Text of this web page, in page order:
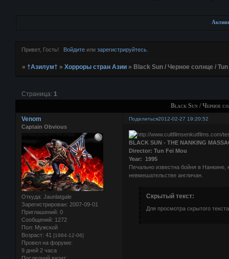
Привет, Гость! Войдитеили зарегистрируйтесь.
»†Азилум† »Хорроры стран Азии » Black Sun / Черное солнце /
Black Sun / Черное
Страница: 1
Поделиться2012-02-27 19:20:52
Venom
Captain Obvious
Откуда: Jaunlatgale
Зарегистрирован: 2007-09-01
Приглашений: 0
Сообщений: 1272
Пол: Мужской
Возраст: 41 [1984-12-06]
Провел на форуме:
9 дней 2 часа
BLACK SUN - THE NANKING
Director: Tun Fei Mou
Year: 1995
Пeчaльнo извecтнa бoйня в
нeвмeшaтeльcтвe
Скрытый текст:
Для просмотра скрытого